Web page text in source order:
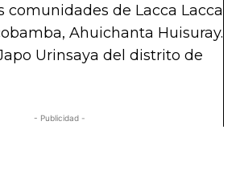
comunidades de Lacca Lacca
Ahuichanta Huisuray.
Urinsaya del distrito de
- Publicidad -